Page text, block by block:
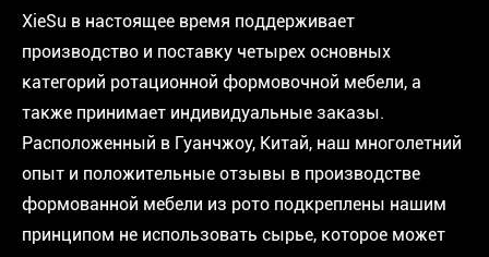
XieSu в настоящее время поддерживает
производство и поставку четырех основных
категорий ротационной формовочной мебели, а
также принимает индивидуальные заказы.
Расположенный в Гуанчжоу, Китай, наш многолетний
опыт и положительные отзывы в производстве
формованной мебели из рото подкреплены нашим
принципом не использовать сырье, которое может